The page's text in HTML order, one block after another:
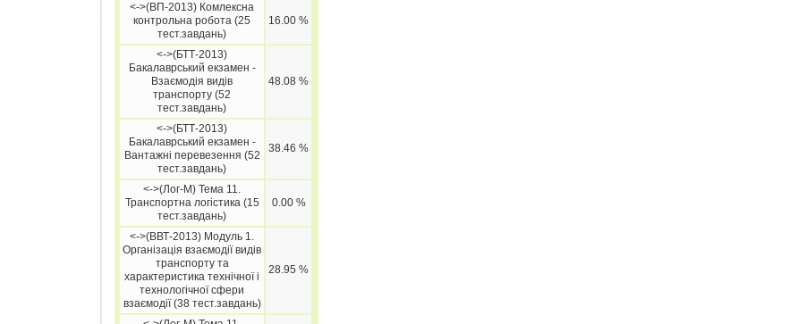
<->(ВП-2013) Комлексна
контрольна робота (25
тест.завдань)
16.00 %
<->(БТТ-2013)
Бакалаврський екзамен -
Взаємодія видів
транспорту (52
тест.завдань)
48.08 %
<->(БТТ-2013)
Бакалаврський екзамен -
Вантажні перевезення (52
тест.завдань)
38.46 %
<->(Лог-М) Тема 11.
Транспортна логістика (15
тест.завдань)
0.00 %
<->(ВВТ-2013) Модуль 1.
Організація взаємодії видів
транспорту та
характеристика технічної і
технологічної сфери
взаємодії (38 тест.завдань)
28.95 %